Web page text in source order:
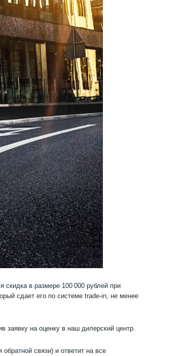
скидка в размере 100 000 рублей при
сдает его по системе trade-in, не менее
на оценку в наш дилерский центр.
связи) и ответит на все